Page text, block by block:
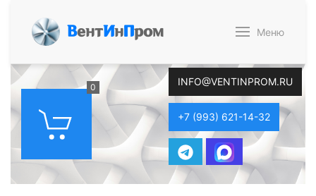
ВентИнПром Меню
0 INFO@VENTINPROM.RU
+7 (993) 621-14-32